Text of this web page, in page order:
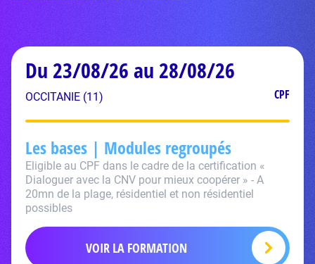
Du 23/08/26 au 28/08/26
OCCITANIE (11) CPF
Les bases | Modules regroupés
Eligible au CPF dans le cadre de la certification «
Dialoguer avec la CNV pour mieux coopérer » - A
20mn de la plage, résidentiel et non résidentiel
possibles
VOIR LA FORMATION